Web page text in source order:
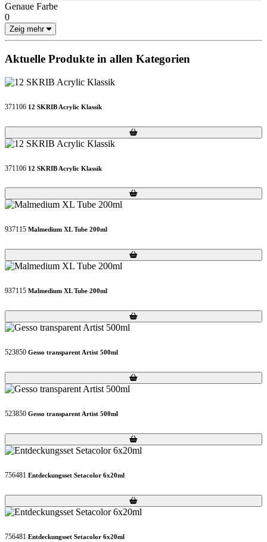
Genaue Farbe
0
Zeig mehr
Aktuelle Produkte in allen Kategorien
371106 12 SKRIB Acrylic Klassik
Loading...
Loading...
371106 12 SKRIB Acrylic Klassik
Loading...
Loading...
937115 Malmedium XL Tube 200ml
Loading...
Loading...
937115 Malmedium XL Tube 200ml
Loading...
Loading...
523850 Gesso transparent Artist 500ml
Loading...
Loading...
523850 Gesso transparent Artist 500ml
Loading...
Loading...
756481 Entdeckungsset Setacolor 6x20ml
Loading...
Loading...
756481 Entdeckungsset Setacolor 6x20ml